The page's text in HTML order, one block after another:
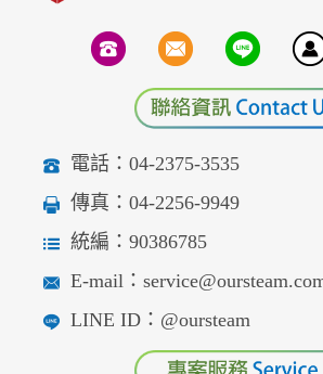
電話：04-2375-3535
傳真：04-2256-9949
統編：90386785
E-mail：
LINE ID：@oursteam